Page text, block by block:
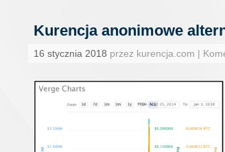
Kurencja anonimowe
16 stycznia 2018 przez kurencja.com |